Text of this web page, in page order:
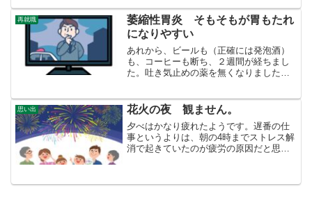
かな。９月からの１ヶ月で、ようやっと
宝石サイトの検索順位が上...
再就職
萎縮性胃炎 そもそもが胃もたれ
になりやすい
あれから、ビールも（正確には発泡酒）
も、コーヒーも断ち、２週間が経ちまし
た。吐き気止めの薬を無くなりましたの
を飲んでいる時と飲んでいない時の差が
無くなりました。だから、...
思い出 花火の夜 観ません。
夕べはかなり疲れたようです。遅番の仕
事というよりは、朝の4時までストレス解
消で起きていたのが疲労の原因だと思わ
どんどんと太鼓をたたいたような音が聞